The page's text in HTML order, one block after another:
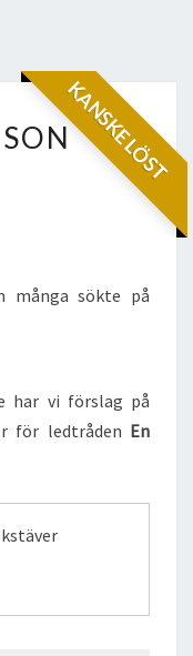
KANSKE LÖST
många sökte på
har vi förslag på
för ledtråden En